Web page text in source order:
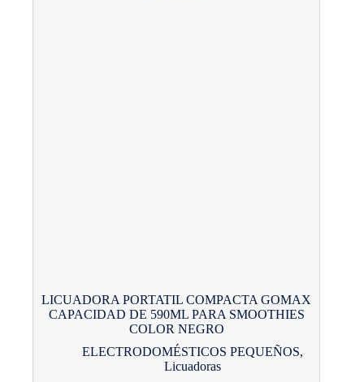
LICUADORA PORTATIL COMPACTA GOMAX
CAPACIDAD DE 590ML PARA SMOOTHIES
COLOR NEGRO
ELECTRODOMÉSTICOS PEQUEÑOS,
Licuadoras